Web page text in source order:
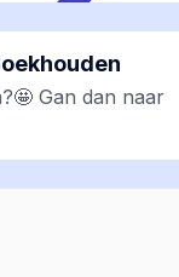
Gan dan naar